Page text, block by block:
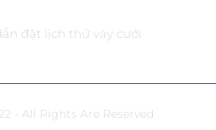
đặt lịch thử váy cưới
- All Rights Are Reserved